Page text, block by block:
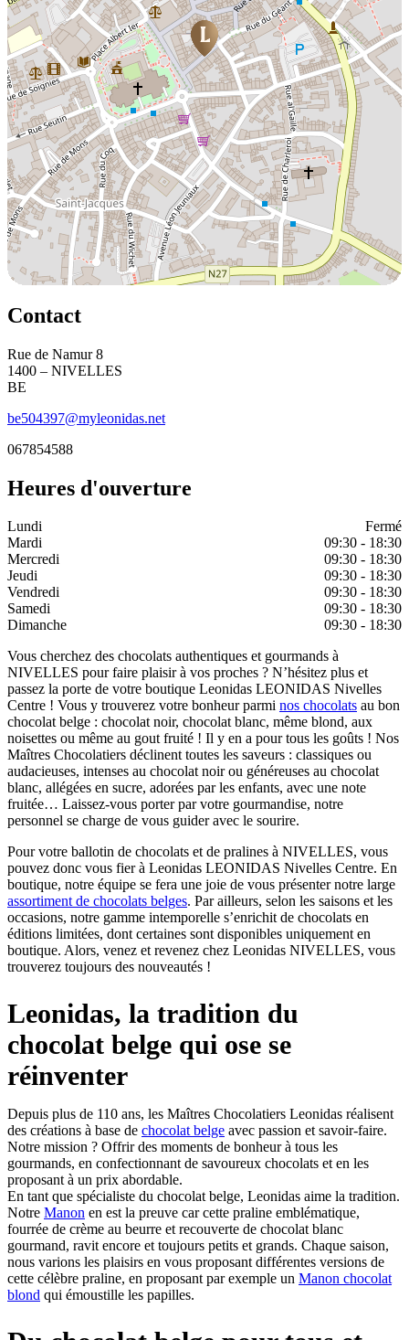
Contact
Rue de Namur 8
1400 – NIVELLES
BE
be504397@myleonidas.net
067854588
Heures d'ouverture
Lundi
Fermé
Mardi
09:30 - 18:30
Mercredi
09:30 - 18:30
Jeudi
09:30 - 18:30
Vendredi
09:30 - 18:30
Samedi
09:30 - 18:30
Dimanche
09:30 - 18:30
Vous cherchez des chocolats authentiques et gourmands à
NIVELLES pour faire plaisir à vos proches ? N’hésitez plus et
passez la porte de votre boutique Leonidas LEONIDAS Nivelles
Centre ! Vous y trouverez votre bonheur parmi nos chocolats au bon
chocolat belge : chocolat noir, chocolat blanc, même blond, aux
noisettes ou même au gout fruité ! Il y en a pour tous les goûts ! Nos
Maîtres Chocolatiers déclinent toutes les saveurs : classiques ou
audacieuses, intenses au chocolat noir ou généreuses au chocolat
blanc, allégées en sucre, adorées par les enfants, avec une note
fruitée… Laissez-vous porter par votre gourmandise, notre
personnel se charge de vous guider avec le sourire.
Pour votre ballotin de chocolats et de pralines à NIVELLES, vous
pouvez donc vous fier à Leonidas LEONIDAS Nivelles Centre. En
boutique, notre équipe se fera une joie de vous présenter notre large
assortiment de chocolats belges. Par ailleurs, selon les saisons et les
occasions, notre gamme intemporelle s’enrichit de chocolats en
éditions limitées, dont certaines sont disponibles uniquement en
boutique. Alors, venez et revenez chez Leonidas NIVELLES, vous
trouverez toujours des nouveautés !
Leonidas, la tradition du
chocolat belge qui ose se
réinventer
Depuis plus de 110 ans, les Maîtres Chocolatiers Leonidas réalisent
des créations à base de chocolat belge avec passion et savoir-faire.
Notre mission ? Offrir des moments de bonheur à tous les
gourmands, en confectionnant de savoureux chocolats et en les
proposant à un prix abordable.
En tant que spécialiste du chocolat belge, Leonidas aime la tradition.
Notre Manon en est la preuve car cette praline emblématique,
fourrée de crème au beurre et recouverte de chocolat blanc
gourmand, ravit encore et toujours petits et grands. Chaque saison,
nous varions les plaisirs en vous proposant différentes versions de
cette célèbre praline, en proposant par exemple un Manon chocolat
blond qui émoustille les papilles.